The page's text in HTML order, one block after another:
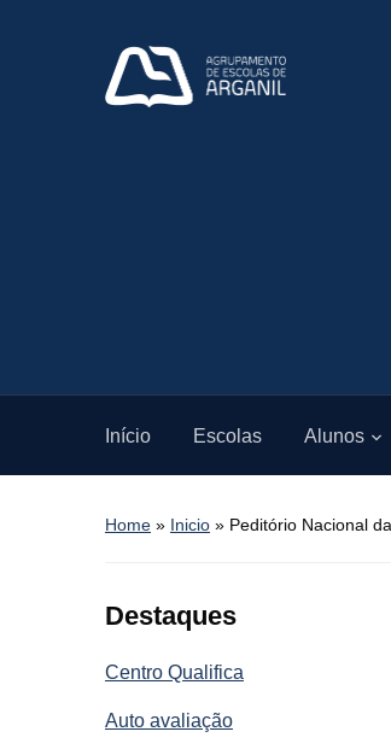
Início Escolas Alunos
Home » Inicio » Peditório Nacional
Destaques
Centro Qualifica
Auto avaliação